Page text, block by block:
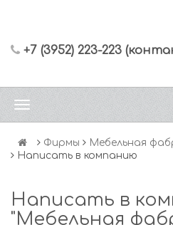
+7 (3952) 223-223
Фирмы
Мебельная
Написать в компанию
Написать в
"Мебельная